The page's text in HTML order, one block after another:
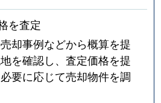
を査定
却事例などから概算を提
を確認し、査定価格を提
要に応じて売却物件を調